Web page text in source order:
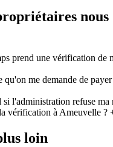
nous
prend une vérification de
me demande de
si l'administration refuse ma
vérification à Ameuvelle ?
loin